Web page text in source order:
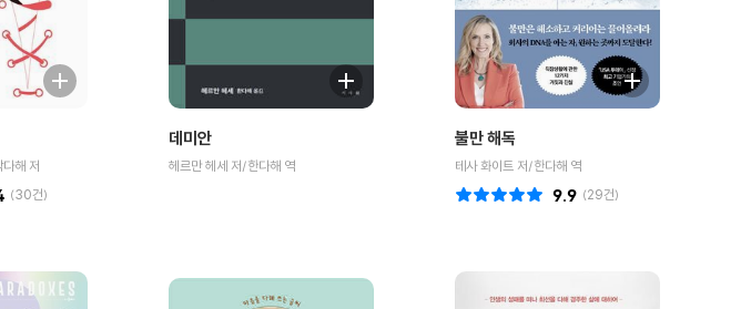
해 저
(30건)
데미안
헤르만 헤세 저/한다해 역
불만 해독
테사 화이트 저/한다해 역
(29건)
9.9